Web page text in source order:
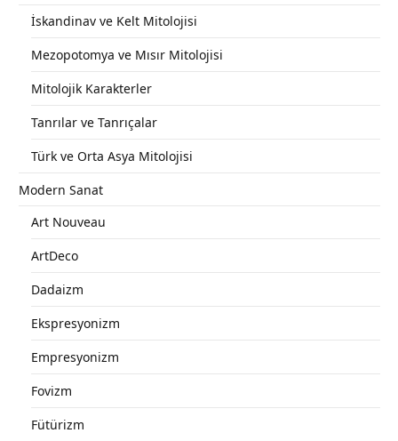
İskandinav ve Kelt Mitolojisi
Mezopotomya ve Mısır Mitolojisi
Mitolojik Karakterler
Tanrılar ve Tanrıçalar
Türk ve Orta Asya Mitolojisi
Modern Sanat
Art Nouveau
ArtDeco
Dadaizm
Ekspresyonizm
Empresyonizm
Fovizm
Fütürizm